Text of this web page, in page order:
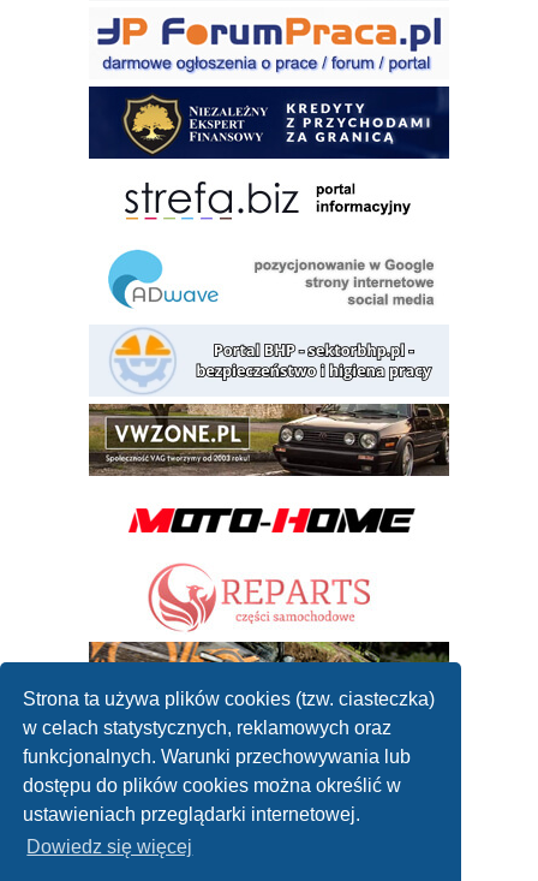
Strona ta używa plików cookies (tzw. ciasteczka)
w celach statystycznych, reklamowych oraz
funkcjonalnych. Warunki przechowywania lub
dostępu do plików cookies można określić w
ustawieniach przeglądarki internetowej.
Dowiedz się więcej